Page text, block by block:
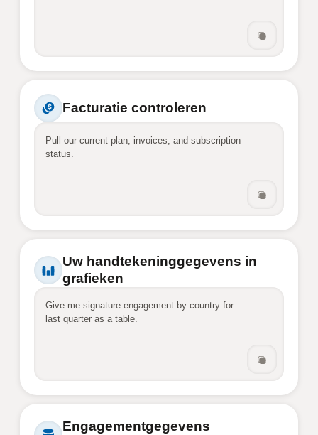
Facturatie controleren
Pull our current plan, invoices, and subscription
status.
Uw handtekeninggegevens in
grafieken
Give me signature engagement by country for
last quarter as a table.
Engagementgegevens